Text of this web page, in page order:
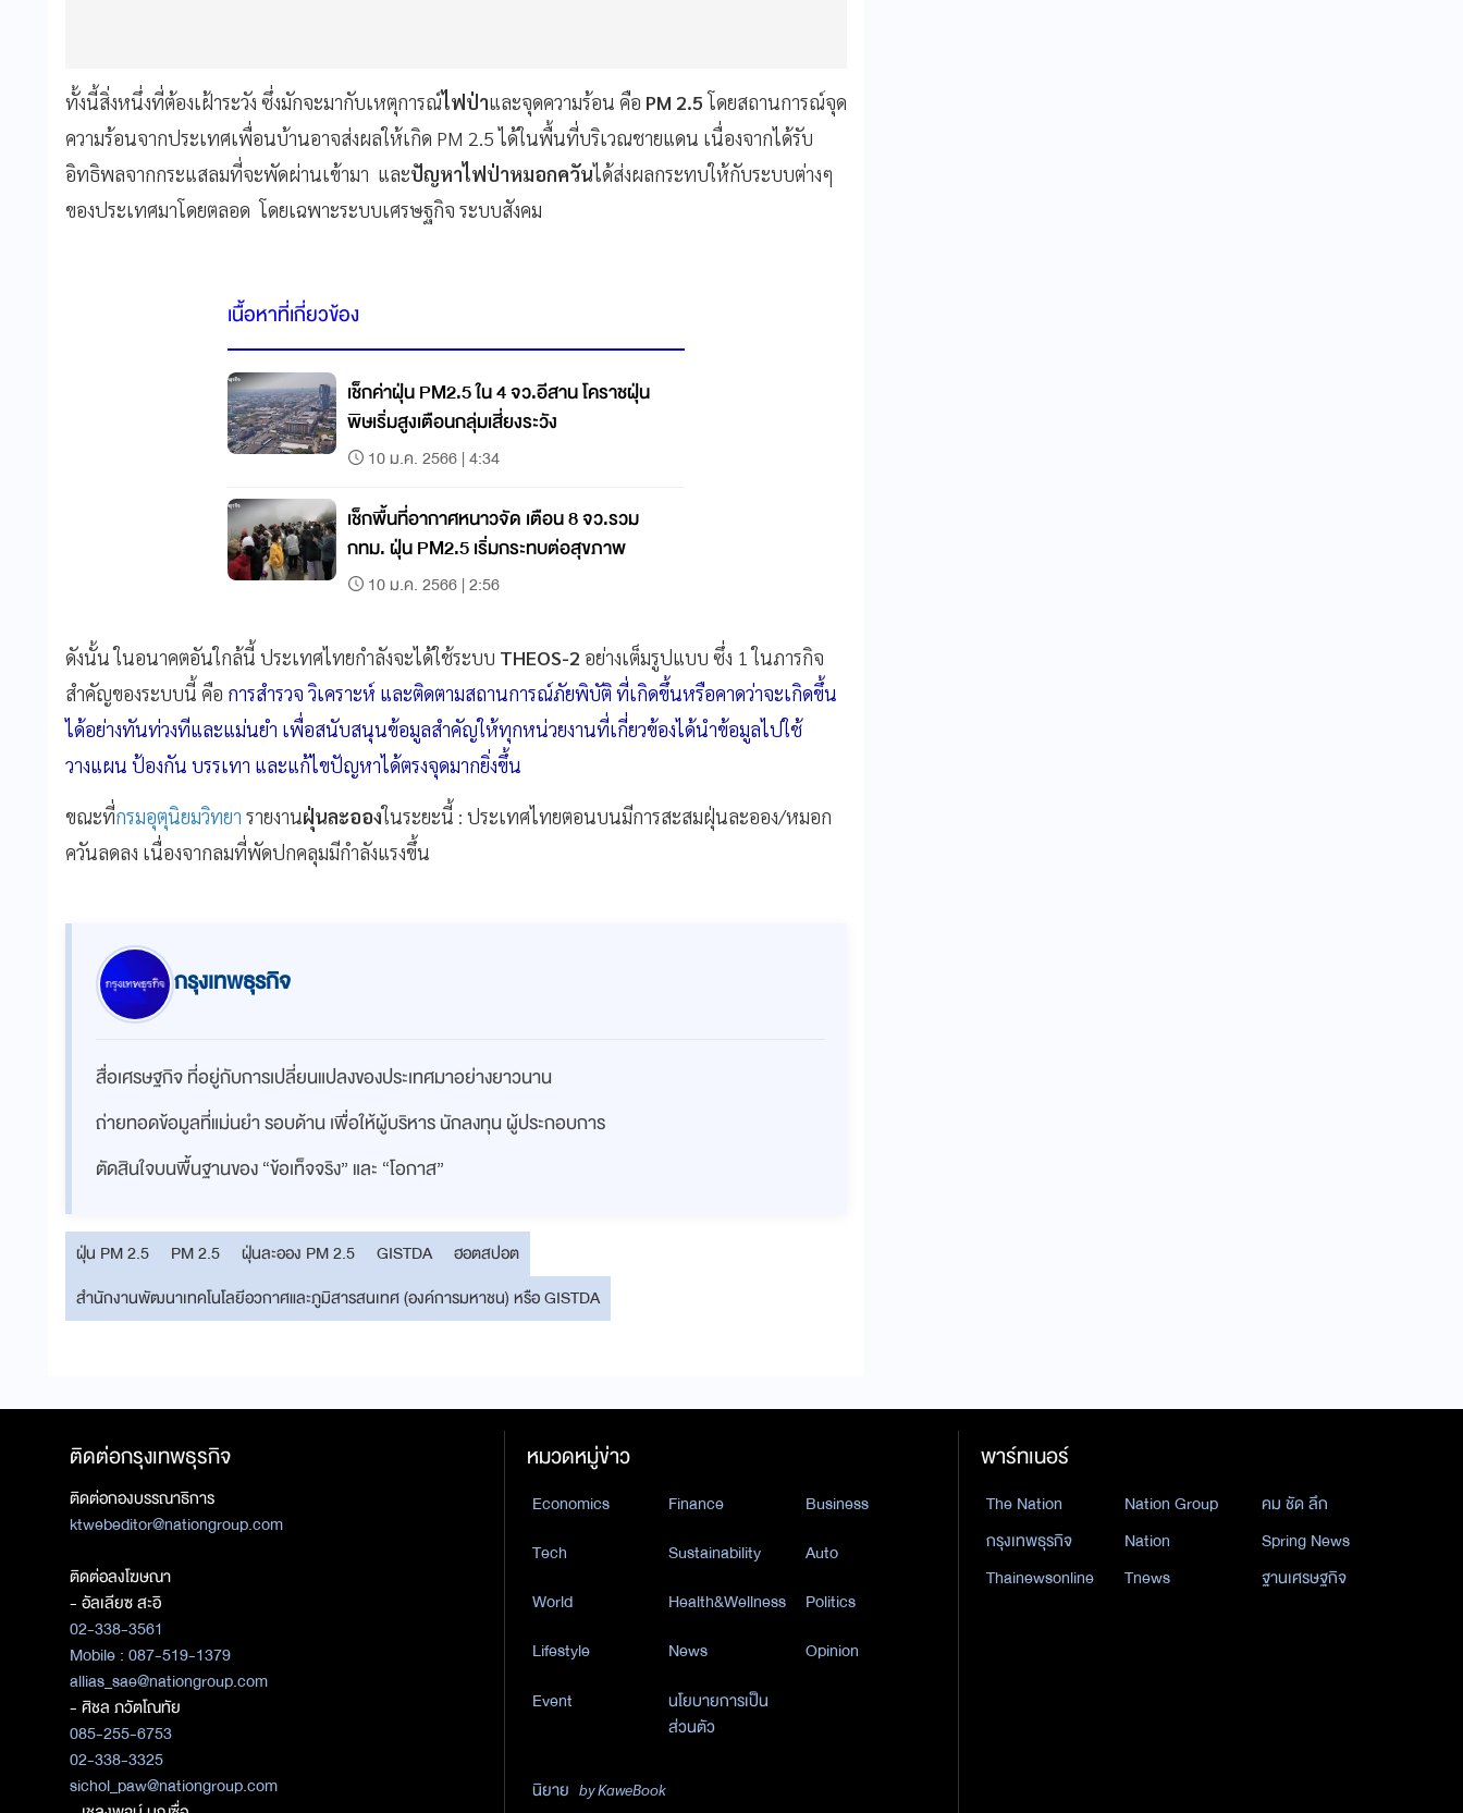
ทั้งนี้สิ่งหนึ่งที่ต้องเฝ้าระวัง ซึ่งมักจะมากับเหตุการณ์ไฟป่าและจุดความร้อน คือ PM 2.5โดยสถานการณ์จุด
ความร้อนจากประเทศเพื่อนบ้านอาจส่งผลให้เกิด PM 2.5 ได้ในพื้นที่บริเวณชายแดน เนื่องจากได้รับ
อิทธิพลจากกระแสลมที่จะพัดผ่านเข้ามา และปัญหาไฟป่าหมอกควันได้ส่งผลกระทบให้กับระบบต่างๆ
ของประเทศมาโดยตลอด โดยเฉพาะระบบเศรษฐกิจ ระบบสังคม
เนื้อหาที่เกี่ยวข้อง
เช็กค่าฝุ่น PM2.5 ใน 4 จว.อีสาน โคราชฝุ่น
พิษเริ่มสูงเตือนกลุ่มเสี่ยงระวัง
10 ม.ค. 2566 | 4:34
เช็กพื้นที่อากาศหนาวจัด เตือน 8 จว.รวม
กทม. ฝุ่น PM2.5 เริ่มกระทบต่อสุขภาพ
10 ม.ค. 2566 | 2:56
ดังนั้น ในอนาคตอันใกล้นี้ ประเทศไทยกำลังจะได้ใช้ระบบ THEOS-2 อย่างเต็มรูปแบบ ซึ่ง 1 ในภารกิจ
สำคัญของระบบนี้ คือ การสำรวจ วิเคราะห์ และติดตามสถานการณ์ภัยพิบัติ ที่เกิดขึ้นหรือคาดว่าจะเกิดขึ้น
ได้อย่างทันท่วงทีและแม่นยำ เพื่อสนับสนุนข้อมูลสำคัญให้ทุกหน่วยงานที่เกี่ยวข้องได้นำข้อมูลไปใช้
วางแผน ป้องกัน บรรเทา และแก้ไขปัญหาได้ตรงจุดมากยิ่งขึ้น
ขณะที่กรมอุตุนิยมวิทยา รายงานฝุ่นละอองในระยะนี้ : ประเทศไทยตอนบนมีการสะสมฝุ่นละออง/หมอก
ควันลดลง เนื่องจากลมที่พัดปกคลุมมีกำลังแรงขึ้น
กรุงเทพธุรกิจ
สื่อเศรษฐกิจ ที่อยู่กับการเปลี่ยนแปลงของประเทศมาอย่างยาวนาน
ถ่ายทอดข้อมูลที่แม่นยำ รอบด้าน เพื่อให้ผู้บริหาร นักลงทุน ผู้ประกอบการ
ตัดสินใจบนพื้นฐานของ “ข้อเท็จจริง” และ “โอกาส”
ฝุ่น PM 2.5 PM 2.5 ฝุ่นละออง PM 2.5 GISTDA
ฮอตสปอต
สำนักงานพัฒนาเทคโนโลยีอวกาศและภูมิสารสนเทศ (องค์การมหาชน) หรือ GISTDA
ติดต่อกรุงเทพธุรกิจ
ติดต่อกองบรรณาธิการ
ktwebeditor@nationgroup.com
ติดต่อลงโฆษณา
- อัลเลียซ สะอิ
02-338-3561
Mobile : 087-519-1379
allias_sae@nationgroup.com
- ศิชล ภวัตโณทัย
085-255-6753
02-338-3325
sichol_paw@nationgroup.com
หมวดหมู่ข่าว
Economics Finance
Business
Tech
Sustainability
Auto
World
Health&Wellness
Politics
Lifestyle
News
Opinion
Event
นโยบายการเป็น
ส่วนตัว
นิยาย by KaweBook
พาร์ทเนอร์
The Nation Nation Group
คม ชัด ลึก
กรุงเทพธุรกิจ
Nation
Spring News
Thainewsonline
Tnews ฐานเศรษฐกิจ